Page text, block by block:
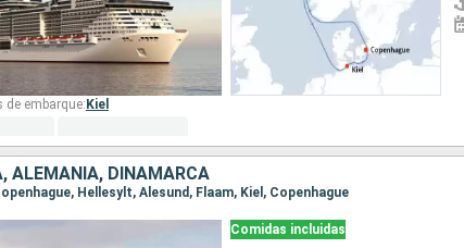
de embarque: Kiel
ALEMANIA, DINAMARCA
Hellesylt, Alesund, Flaam, Kiel, Copenhague
Comidas incluidas